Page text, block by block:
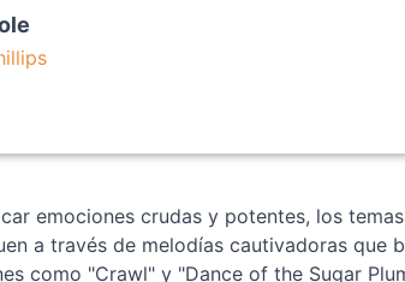
emociones crudas y potentes, los
a través de melodías cautivadoras que
como "Crawl" y "Dance of the Sugar